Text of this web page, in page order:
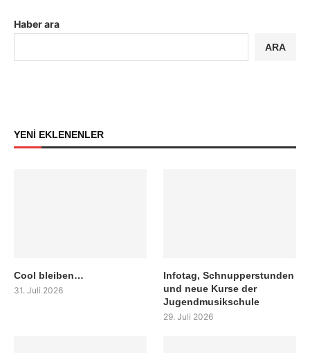
Haber ara
ARA
YENİ EKLENENLER
Cool bleiben…
31. Juli 2026
Infotag, Schnupperstunden
und neue Kurse der
Jugendmusikschule
29. Juli 2026